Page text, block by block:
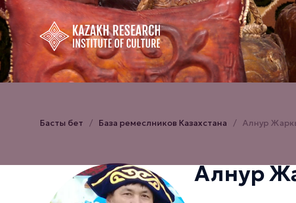
Басты бет База ремеслников Казахстана Алнур
Алнур